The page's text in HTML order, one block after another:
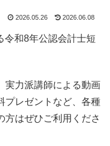
2026.05.26 2026.06.08
令和8年公認会計士短
実力派講師による動画
プレゼントなど、各種
方はぜひご利用くださ